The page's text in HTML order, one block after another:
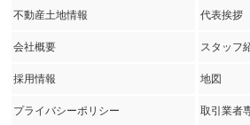
不動産土地情報 代表挨拶
会社概要 スタッフ
採用情報 地図
プライバシーポリシー 取引業者